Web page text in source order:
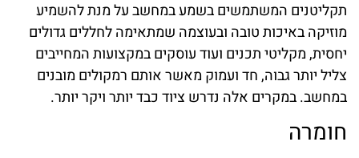
תקליטנים המשתמשים בשמע במחשב על מנת להשמיע
מוזיקה באיכות טובה ובעוצמה שמתאימה לחללים גדולים
יחסית, מקליטי תכנים ועוד עוסקים במקצועות המחייבים
צליל יותר גבוה, חד ועמוק מאשר אותם רמקולים מובנים
במחשב. במקרים אלה נדרש ציוד כבד יותר ויקר יותר.
חומרה